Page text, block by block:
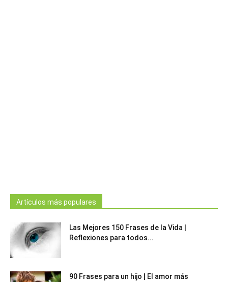
Artículos más populares
Las Mejores 150 Frases de la Vida |
Reflexiones para todos...
90 Frases para un hijo | El amor más